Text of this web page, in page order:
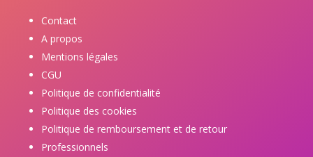
Contact
A propos
Mentions légales
CGU
Politique de confidentialité
Politique des cookies
Politique de remboursement et de retour
Professionnels